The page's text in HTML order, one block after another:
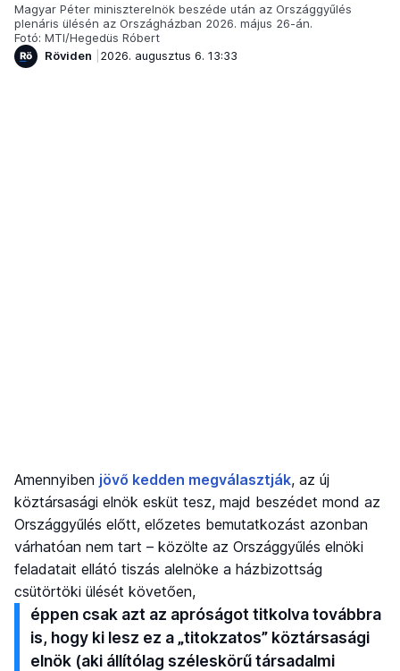
Magyar Péter miniszterelnök beszéde után az Országgyűlés
plenáris ülésén az Országházban 2026. május 26-án.
Fotó: MTI/Hegedüs Róbert
Röviden
2026. augusztus 6. 13:33
Amennyiben jövő kedden megválasztják, az új
köztársasági elnök esküt tesz, majd beszédet mond az
Országgyűlés előtt, előzetes bemutatkozást azonban
várhatóan nem tart – közölte az Országgyűlés elnöki
feladatait ellátó tiszás alelnöke a házbizottság
csütörtöki ülését követően,
éppen csak azt az apróságot titkolva továbbra
is, hogy ki lesz ez a „titokzatos” köztársasági
elnök (aki állítólag széleskörű társadalmi